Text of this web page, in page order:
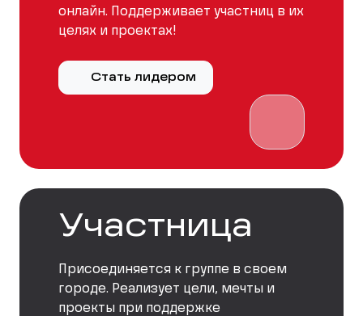
онлайн. Поддерживает участниц в их
целях и проектах!
Стать лидером
Участница
Присоединяется к группе в своем
городе. Реализует цели, мечты и
проекты при поддержке